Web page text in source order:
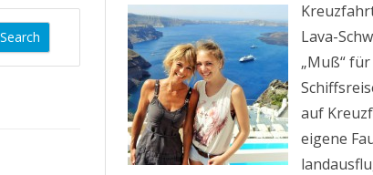
Lava-
„Muß“
auf
eigene